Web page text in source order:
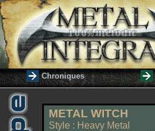
Chroniques
METAL WITCH
Style : Heavy Metal